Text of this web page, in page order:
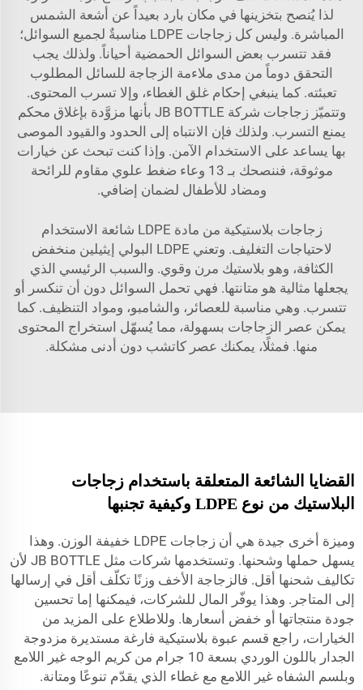
لذا يُنصح بتخزينها في مكان بارد بعيداً عن أشعة الشمس
المباشرة. وليس كل زجاجات LDPE مناسبةٌ لجميع السوائل؛
فقد تتسرب بعض السوائل الحمضية أحياناً. ولذلك يجب
التحقق دوماً من مدى ملاءمة الزجاجة للسائل المطلوب
تعبئته. كما ينبغي إحكام غلق الغطاء، وإلا تسرب المحتوى.
وتتميّز زجاجات شركة JB BOTTLE بأنها مزوَّدة بإغلاق محكم
يمنع التسرب. ولذلك فإن الانتباه إلى الحدود والقيود الموصى
بها يساعد على الاستخدام الآمن. وإذا كنت تبحث عن خيارات
موثوقة، فننصحك بـ
13 وعاء ضغط علوي مقاوم للرائحة
ومضاد للأطفال لضمان إضافي.
زجاجات بلاستيكية من مادة LDPE شائعة الاستخدام
لاحتياجات التغليف. وتعني LDPE البولي إيثيلين منخفض
الكثافة، وهو بلاستيك مرن وقوي. والسبب الرئيسي الذي
يجعلها مثالية هو متانتها. فهي تحمل السوائل دون أن تنكسر أو
تتسرب. وهي مناسبة للعصائر، والشامبو، ومواد التنظيف. كما
يمكن عصر الزجاجات بسهولة، مما يُسهّل استخراج المحتوى
منها. فمثلًا، يمكنك عصر كاتشب دون أدنى مشكلة.
القضايا الشائعة المتعلقة باستخدام زجاجات
البلاستيك من نوع LDPE وكيفية تجنبها
وميزة أخرى جيدة هي أن زجاجات LDPE خفيفة الوزن. وهذا
يسهل حملها وشحنها. وتستخدمها شركات مثل JB BOTTLE لأن
تكاليف شحنها أقل. فالزجاجة الأخف وزنًا تكلّف أقل في إرسالها
إلى المتاجر. وهذا يوفّر المال للشركات، فيمكنها إما تحسين
جودة منتجاتها أو خفض أسعارها. وللاطلاع على المزيد من
الخيارات، راجع قسم عبوة بلاستيكية فارغة مستديرة مزدوجة
الجدار باللون الوردي بسعة 10 جرام من كريم الوجه غير اللامع
وبلسم الشفاه غير اللامع مع غطاء الذي يقدّم تنوعًا ومتانة.